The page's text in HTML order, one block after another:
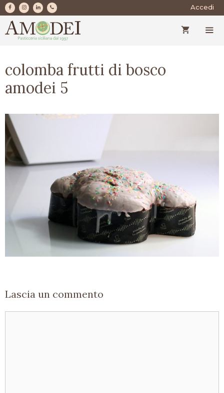
Vai
al
contenuto
Accedi
colomba frutti di bosco
amodei 5
Lascia un commento